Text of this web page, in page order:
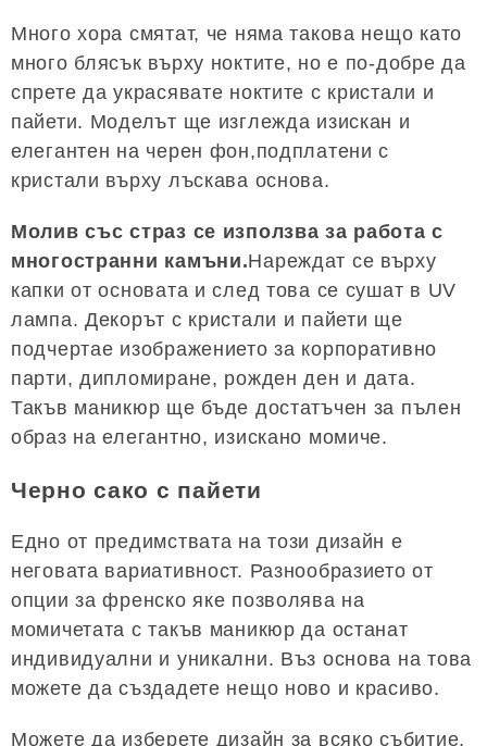
Много хора смятат, че няма такова нещо като
много блясък върху ноктите, но е по-добре да
спрете да украсявате ноктите с кристали и
пайети. Моделът ще изглежда изискан и
елегантен на черен фон,подплатени с
кристали върху лъскава основа.
Молив със страз се използва за работа с
многостранни камъни.Нареждат се върху
капки от основата и след това се сушат в UV
лампа. Декорът с кристали и пайети ще
подчертае изображението за корпоративно
парти, дипломиране, рожден ден и дата.
Такъв маникюр ще бъде достатъчен за пълен
образ на елегантно, изискано момиче.
Черно сако с пайети
Едно от предимствата на този дизайн е
неговата вариативност. Разнообразието от
опции за френско яке позволява на
момичетата с такъв маникюр да останат
индивидуални и уникални. Въз основа на това
можете да създадете нещо ново и красиво.
Можете да изберете дизайн за всяко събитие,